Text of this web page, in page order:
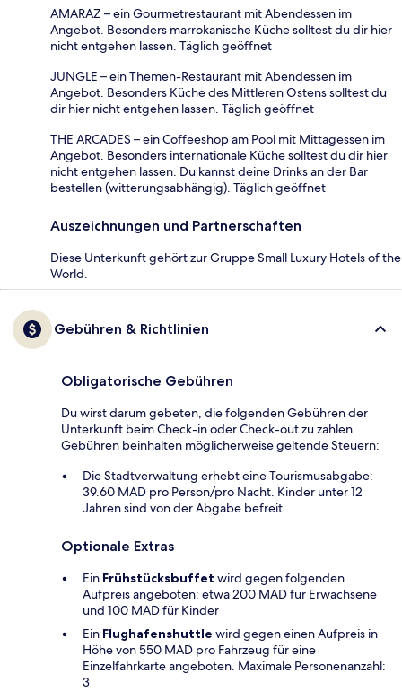
AMARAZ – ein Gourmetrestaurant mit Abendessen im
Angebot. Besonders marrokanische Küche solltest du dir hier
nicht entgehen lassen. Täglich geöffnet
JUNGLE – ein Themen-Restaurant mit Abendessen im
Angebot. Besonders Küche des Mittleren Ostens solltest du
dir hier nicht entgehen lassen. Täglich geöffnet
THE ARCADES – ein Coffeeshop am Pool mit Mittagessen im
Angebot. Besonders internationale Küche solltest du dir hier
nicht entgehen lassen. Du kannst deine Drinks an der Bar
bestellen (witterungsabhängig). Täglich geöffnet
Auszeichnungen und Partnerschaften
Diese Unterkunft gehört zur Gruppe Small Luxury Hotels of the
World.
Gebühren & Richtlinien
Obligatorische Gebühren
Du wirst darum gebeten, die folgenden Gebühren der
Unterkunft beim Check-in oder Check-out zu zahlen.
Gebühren beinhalten möglicherweise geltende Steuern:
Die Stadtverwaltung erhebt eine Tourismusabgabe:
39.60 MAD pro Person/pro Nacht. Kinder unter 12
Jahren sind von der Abgabe befreit.
Optionale Extras
Ein Frühstücksbuffet wird gegen folgenden
Aufpreis angeboten: etwa 200 MAD für Erwachsene
und 100 MAD für Kinder
Ein Flughafenshuttle wird gegen einen Aufpreis in
Höhe von 550 MAD pro Fahrzeug für eine
Einzelfahrkarte angeboten. Maximale Personenanzahl:
3